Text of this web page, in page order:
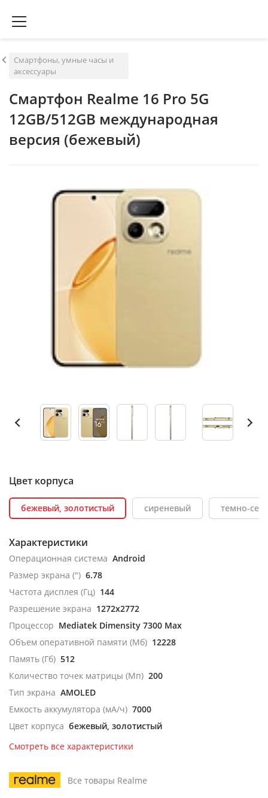
Смартфоны, умные часы и
аксессуары
Смартфон Realme 16 Pro 5G
12GB/512GB международная
версия (бежевый)
Цвет корпуса
бежевый, золотистый сиреневый темно-
Характеристики
Операционная система Android
Размер экрана (") 6.78
Частота дисплея (Гц) 144
Разрешение экрана 1272x2772
Процессор Mediatek Dimensity 7300 Max
Объем оперативной памяти (Мб) 12228
Память (Гб) 512
Количество точек матрицы (Мп) 200
Тип экрана AMOLED
Емкость аккумулятора (мА/ч) 7000
Цвет корпуса бежевый, золотистый
Смотреть все характеристики
Все товары Realme